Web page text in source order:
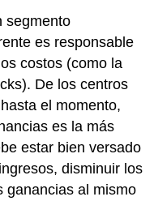
segmento
es responsable
costos (como la
De los centros
el momento,
es la más
estar bien versado
disminuir los
ganancias al mismo